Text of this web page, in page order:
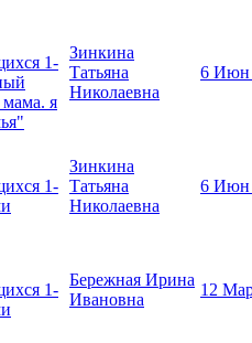
1-
я
Зинкина
Татьяна
Николаевна
6 Июн
1-
Зинкина
Татьяна
Николаевна
6 Июн
1-
Бережная Ирина
Ивановна
12